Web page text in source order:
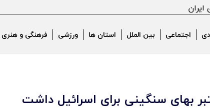
اجتماعی بین الملل استان ها ورزشی فرهنگی و هنری
بهای سنگینی برای اسرائیل داشت